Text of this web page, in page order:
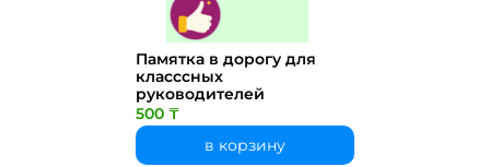
Памятка в дорогу для
класссных
руководителей
500 ₸
в корзину